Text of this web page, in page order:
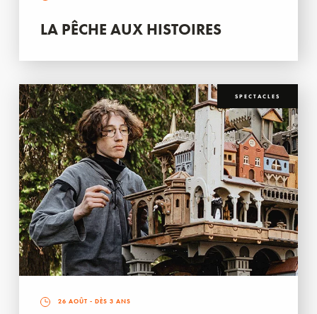
LA PÊCHE AUX HISTOIRES
SPECTACLES
26 AOÛT - DÈS 3 ANS